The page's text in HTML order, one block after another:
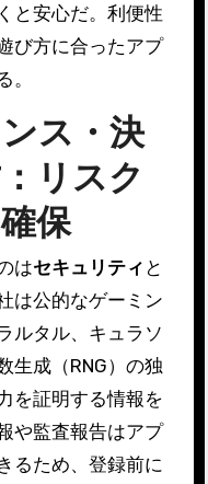
と安心だ。利便性
び方に合ったアプ
。
ス・決
リスク
保
はセキュリティ と
は公的なゲーミン
ルタル、キュラソ
生成（RNG）の独
を証明する情報を
や監査報告はアプ
るため、登録前に